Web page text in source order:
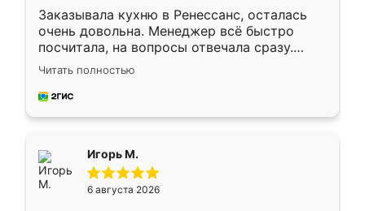
Заказывала кухню в Ренессанс, осталась
очень довольна. Менеджер всё быстро
посчитала, на вопросы отвечала сразу.
Замерщик приехал в субботу, подошёл к
делу со всей ответственностью. Собрали
за день, ребята работали аккуратно, даже
Читать полностью
Игорь М.
6 августа 2026